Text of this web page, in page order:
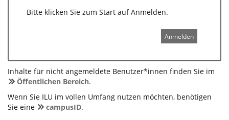
Bitte klicken Sie zum Start auf Anmelden.
Anmelden
Inhalte für nicht angemeldete Benutzer*innen finden Sie im
Öffentlichen Bereich.
Wenn Sie ILU im vollen Umfang nutzen möchten, benötigen
Sie eine
campusID.